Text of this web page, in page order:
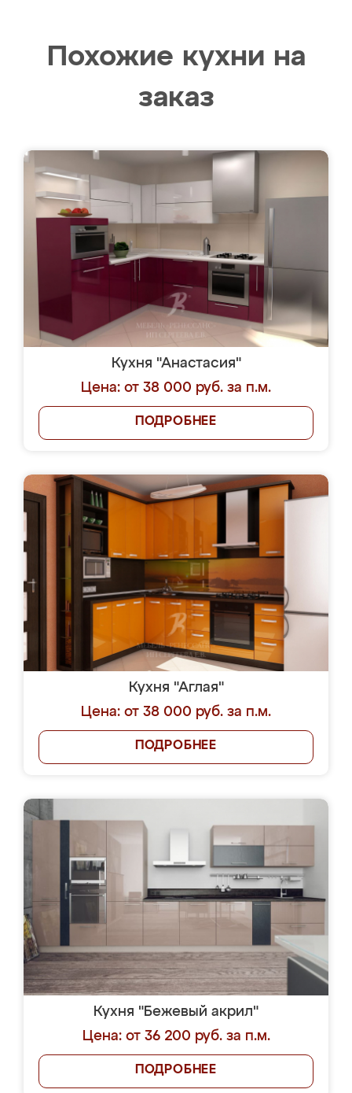
Похожие кухни на
заказ
Кухня "Анастасия"
Цена: от 38 000 руб. за п.м.
ПОДРОБНЕЕ
Кухня "Аглая"
Цена: от 38 000 руб. за п.м.
ПОДРОБНЕЕ
Кухня "Бежевый акрил"
Цена: от 36 200 руб. за п.м.
ПОДРОБНЕЕ